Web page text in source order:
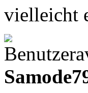
vielleicht